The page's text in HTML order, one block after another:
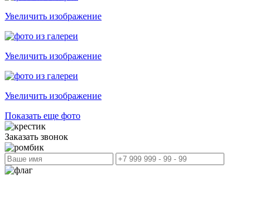
Увеличить изображение
Увеличить изображение
Увеличить изображение
Показать еще фото
Заказать звонок